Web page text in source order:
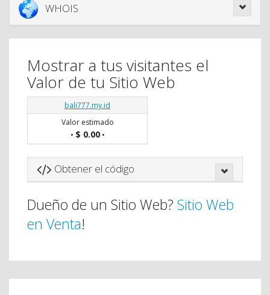
WHOIS
Mostrar a tus visitantes el
Valor de tu Sitio Web
bali777.my.id
Valor estimado
• $ 0.00•
Obtener el código
Dueño de un Sitio Web? Sitio Web
en Venta!